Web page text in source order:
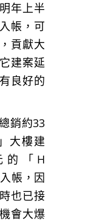
年上半
帳，可
貢獻大
建案延
良好的
銷約33
大樓建
的「H
帳，因
也已接
會大爆